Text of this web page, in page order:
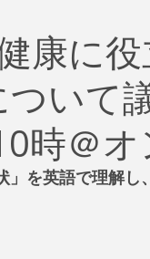
ンド 新型コロナ
ーシャル・メディア
康に
ついて
時＠
」を英語で理解し